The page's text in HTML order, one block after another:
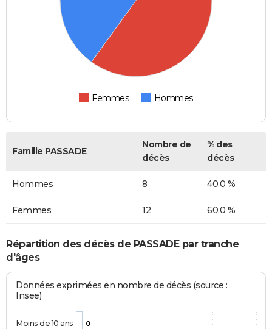
Femmes Hommes
Famille PASSADE
Nombre de
décès
% des
décès
Hommes 8 40,0 %
Femmes 12 60,0 %
Répartition des décès de PASSADE par tranche
d'âges
Données exprimées en nombre de décès (source :
Insee)
0
Moins de 10 ans